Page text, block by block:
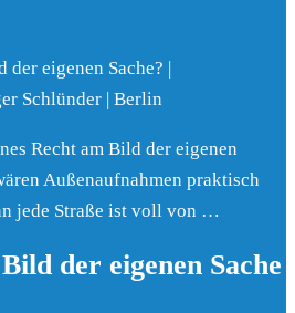
der eigenen Sache? |
Schlünder | Berlin
Recht am Bild der eigenen
Außenaufnahmen praktisch
jede Straße ist voll von …
der eigenen Sache